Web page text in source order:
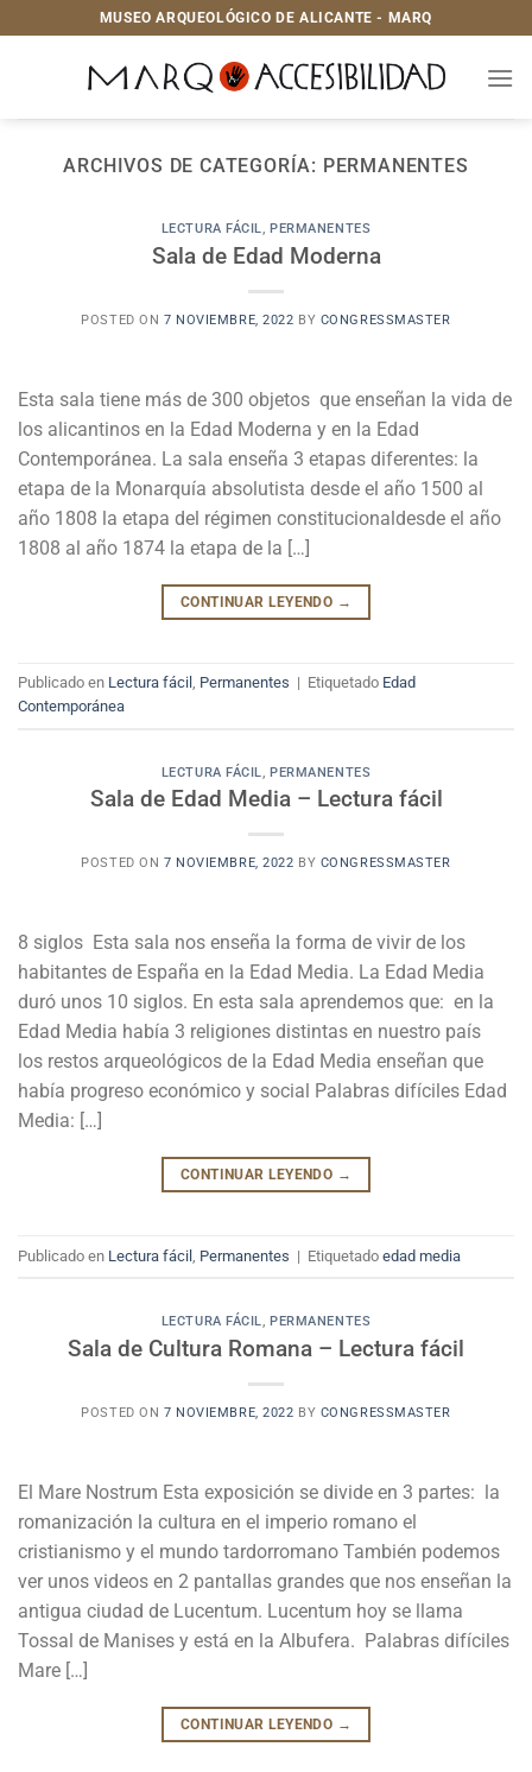
al
MUSEO ARQUEOLÓGICO DE ALICANTE - MARQ
ARCHIVOS DE CATEGORÍA: PERMANENTES
LECTURA FÁCIL,PERMANENTES
Sala de Edad Moderna
POSTED ON 7 NOVIEMBRE, 2022 BY CONGRESSMASTER
Esta sala tiene más de 300 objetos que enseñan la vida de
los alicantinos en la Edad Moderna y en la Edad
Contemporánea. La sala enseña 3 etapas diferentes: la
etapa de la Monarquía absolutista desde el año 1500 al
año 1808 la etapa del régimen constitucionaldesde el año
1808 al año 1874 la etapa de la […]
CONTINUAR LEYENDO →
Publicado en Lectura fácil Permanentes | Etiquetado Edad
Contemporánea
LECTURA FÁCIL,PERMANENTES
Sala de Edad Media – Lectura fácil
POSTED ON 7 NOVIEMBRE, 2022 BY CONGRESSMASTER
8 siglos Esta sala nos enseña la forma de vivir de los
habitantes de España en la Edad Media. La Edad Media
duró unos 10 siglos. En esta sala aprendemos que: en la
Edad Media había 3 religiones distintas en nuestro país
los restos arqueológicos de la Edad Media enseñan que
había progreso económico y social Palabras difíciles Edad
Media: […]
CONTINUAR LEYENDO →
Publicado en Lectura fácil Permanentes | Etiquetado edad media
LECTURA FÁCIL, PERMANENTES
Sala de Cultura Romana – Lectura fácil
POSTED ON 7 NOVIEMBRE, 2022 BY CONGRESSMASTER
El Mare Nostrum Esta exposición se divide en 3 partes: la
romanización la cultura en el imperio romano el
cristianismo y el mundo tardorromano También podemos
ver unos videos en 2 pantallas grandes que nos enseñan la
antigua ciudad de Lucentum. Lucentum hoy se llama
Tossal de Manises y está en la Albufera. Palabras difíciles
Mare […]
CONTINUAR LEYENDO →